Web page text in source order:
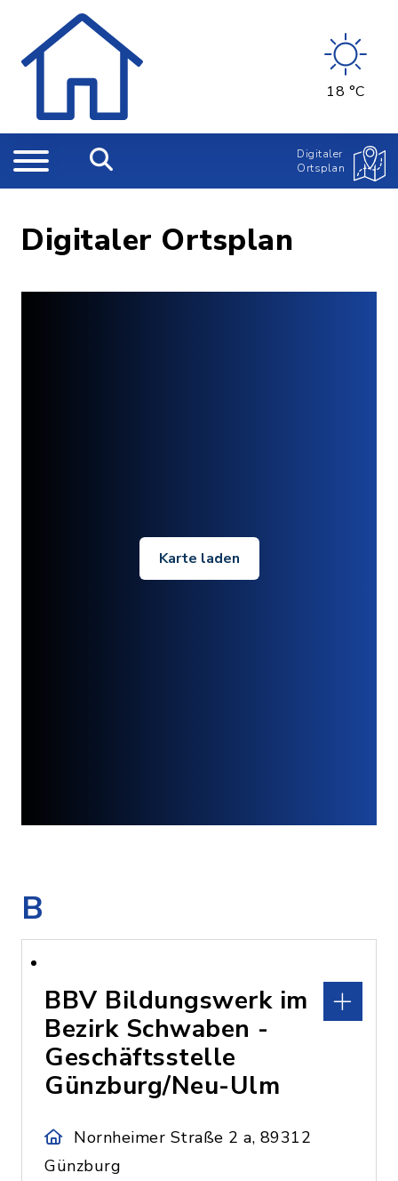
18 °C
Digitaler
Ortsplan
Digitaler Ortsplan
Karte laden
B
BBV Bildungswerk im
Bezirk Schwaben -
Geschäftsstelle
Günzburg/Neu-Ulm
Nornheimer Straße 2 a, 89312
Günzburg